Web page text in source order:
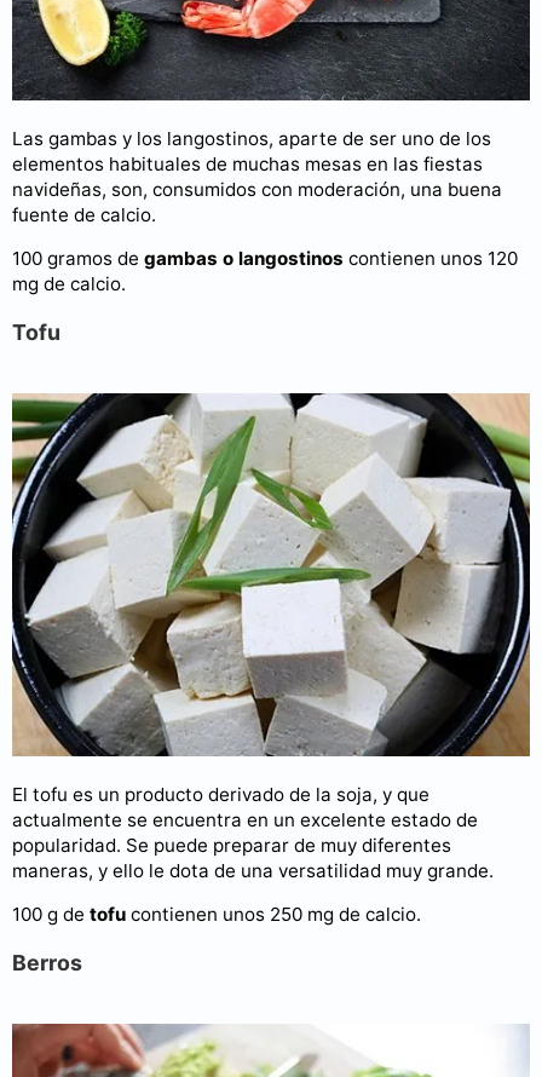
Las gambas y los langostinos, aparte de ser uno de los
elementos habituales de muchas mesas en las fiestas
navideñas, son, consumidos con moderación, una buena
fuente de calcio.
100 gramos de gambas o langostinos contienen unos 120
mg de calcio.
Tofu
El tofu es un producto derivado de la soja, y que
actualmente se encuentra en un excelente estado de
popularidad. Se puede preparar de muy diferentes
maneras, y ello le dota de una versatilidad muy grande.
100 g de tofu contienen unos 250 mg de calcio.
Berros